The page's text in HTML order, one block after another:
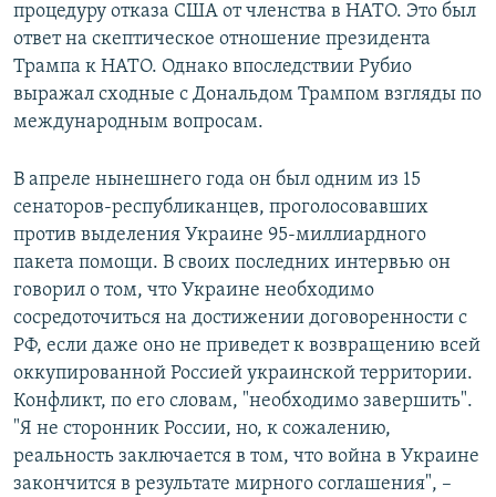
процедуру отказа США от членства в НАТО. Это был
ответ на скептическое отношение президента
Трампа к НАТО. Однако впоследствии Рубио
выражал сходные с Дональдом Трампом взгляды по
международным вопросам.
В апреле нынешнего года он был одним из 15
сенаторов-республиканцев, проголосовавших
против выделения Украине 95-миллиардного
пакета помощи. В своих последних интервью он
говорил о том, что Украине необходимо
сосредоточиться на достижении договоренности с
РФ, если даже оно не приведет к возвращению всей
оккупированной Россией украинской территории.
Конфликт, по его словам, "необходимо завершить".
"Я не сторонник России, но, к сожалению,
реальность заключается в том, что война в Украине
закончится в результате мирного соглашения", –